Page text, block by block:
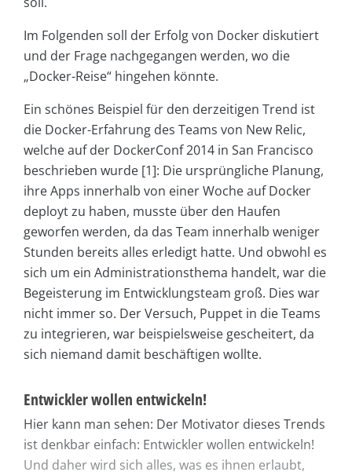
Im Folgenden soll der Erfolg von Docker diskutiert
und der Frage nachgegangen werden, wo die
„Docker-Reise“ hingehen könnte.
Ein schönes Beispiel für den derzeitigen Trend ist
die Docker-Erfahrung des Teams von New Relic,
welche auf der DockerConf 2014 in San Francisco
beschrieben wurde [1]: Die ursprüngliche Planung,
ihre Apps innerhalb von einer Woche auf Docker
deployt zu haben, musste über den Haufen
geworfen werden, da das Team innerhalb weniger
Stunden bereits alles erledigt hatte. Und obwohl es
sich um ein Administrationsthema handelt, war die
Begeisterung im Entwicklungsteam groß. Dies war
nicht immer so. Der Versuch, Puppet in die Teams
zu integrieren, war beispielsweise gescheitert, da
sich niemand damit beschäftigen wollte.
Entwickler wollen entwickeln!
Hier kann man sehen: Der Motivator dieses Trends
ist denkbar einfach: Entwickler wollen entwickeln!
Und daher wird sich alles, was es ihnen erlaubt,